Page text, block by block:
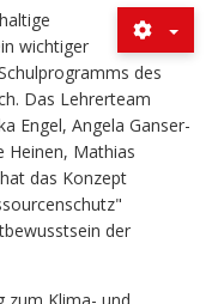
wichtiger
des
Das Lehrerteam
Engel, Angela Ganser-
Heinen, Mathias
das Konzept
der